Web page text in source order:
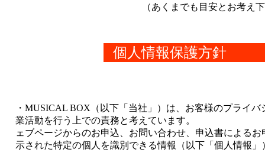
（あくまでも目安とお考え
個人情報保護方針
・MUSICAL BOX （以下「当社」）は、お客様のプラ
業活動を行う上での責
ェブページからのお申込、お問い合わせ、申込書によ
示された特定の個人を識別できる情報（以下「個人情